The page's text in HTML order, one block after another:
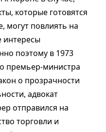
которые готовятся
могут повлиять на
интересы
поэтому в 1973
премьер-министра
о прозрачности
адвокат
отправился на
торговли и